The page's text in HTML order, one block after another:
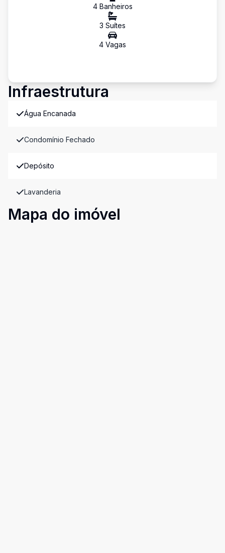
4Banheiros
3 Suítes
4 Vagas
Infraestrutura
Água Encanada
Condomínio Fechado
Depósito
Lavanderia
Mapa do imóvel